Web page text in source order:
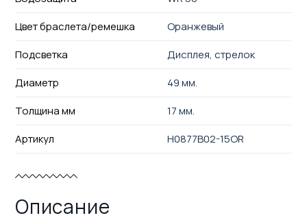
Цвет браслета/ремешка
Оранжевый
Подсветка
Дисплея, стрелок
Диаметр
49 мм.
Толщина мм
17 мм.
Артикул
H0877B02-15OR
Описание